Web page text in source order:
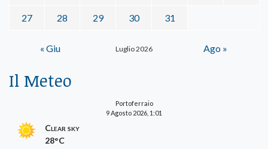
Luglio 2026
27 28 29 30 31
« Giu Ago »
Il Meteo
Portoferraio
9 Agosto 2026, 1:01
Clear sky
28°C